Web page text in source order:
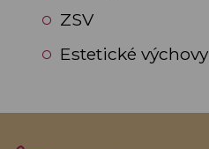
ZSV
Estetické výchovy